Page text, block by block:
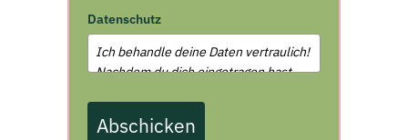
Datenschutz
Abschicken